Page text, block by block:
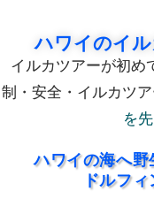
ハワイのイ
イルカツアーが初め
制・安全・イルカツ
を
ハワイの海へ野
ドルフ